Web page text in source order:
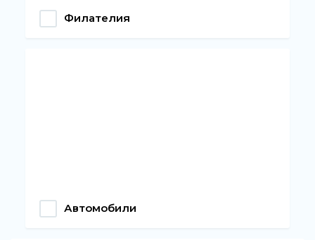
Филателия
Автомобили